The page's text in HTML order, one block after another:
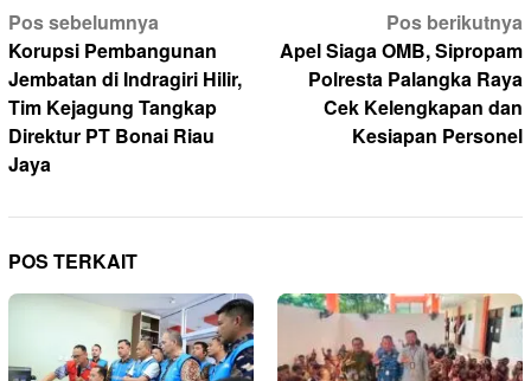
Navigasi
pos
Pos sebelumnya
Korupsi Pembangunan
Jembatan di Indragiri Hilir,
Tim Kejagung Tangkap
Direktur PT Bonai Riau
Jaya
Pos berikutnya
Apel Siaga OMB, Sipropam
Polresta Palangka Raya
Cek Kelengkapan dan
Kesiapan Personel
POS TERKAIT